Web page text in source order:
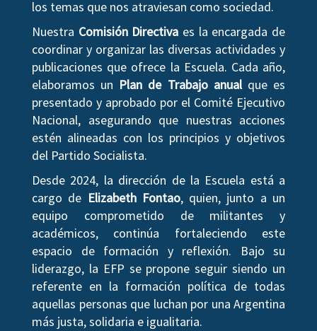
los temas que nos atraviesan como sociedad.
Nuestra Comisión Directiva es la encargada de
coordinar y organizar las diversas actividades y
publicaciones que ofrece la Escuela. Cada año,
elaboramos un Plan de Trabajo anualque es
presentado y aprobado por el Comité Ejecutivo
Nacional, asegurando que nuestras acciones
estén alineadas con los principios y objetivos
del Partido Socialista.
Desde 2024, la dirección de la Escuela está a
cargo de Elizabeth Fontao, quien, junto a un
equipo comprometido de militantes y
académicos, continúa fortaleciendo este
espacio de formación y reflexión. Bajo su
liderazgo, la EFP se propone seguir siendo un
referente en la formación política de todas
aquellas personas que luchan por una Argentina
más justa, solidaria e igualitaria.